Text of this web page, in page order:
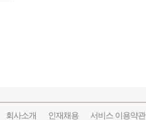
회사소개 인재채용 서비스 이용약관